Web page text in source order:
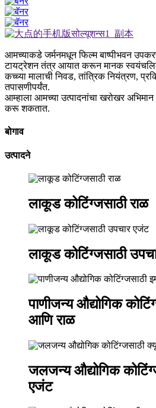
आमच्याकडे जर्मनमधून फिल्म बाष्पीभवन
टायट्रेशन तंत्र आयात करून मानक
कच्च्या मालाची निवड, तांत्रिक नियंत्रण,
तपासणीपर्यंत.
आम्हाला आमच्या उत्पादनांचा खरोखर
करू शकतात.
बोगाव
उत्पादने
लाकूड कोटिंग्जसाठी राळ
लाकूड कोटिंग्जसाठी
पाणीजन्य औद्योगिक
आणि राळ
जलजन्य औद्योगिक
एजंट